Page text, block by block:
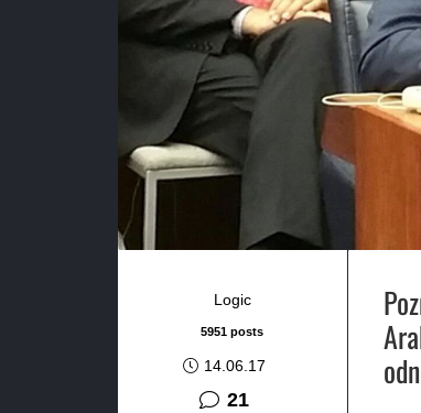
Logic
5951 posts
14.06.17
21komentar